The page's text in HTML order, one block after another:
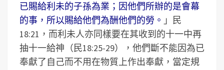
已賜給利未的子孫為業；因他們所辦的是會幕
的事，所以賜給他們為酬他們的勞。 」民
18:21，而利未人亦同樣要在其收到的十一中再
抽十一給神（民18:25-29），他們斷不能因為已
奉獻了自己而不用在物質上作出奉獻，當定規